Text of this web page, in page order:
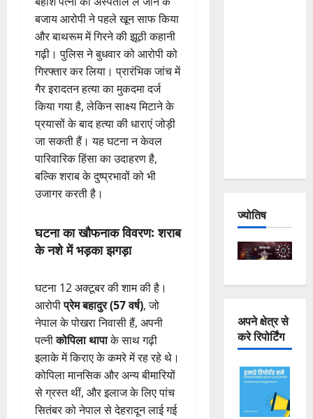
बजाय आरोपी ने पहले खून साफ किया
और बाथरूम में गिरने की झूठी कहानी
गढ़ी। पुलिस ने बुधवार को आरोपी को
गिरफ्तार कर लिया। प्रारंभिक जांच में
गैर इरादतन हत्या का मुकदमा दर्ज
किया गया है, लेकिन साक्ष्य मिटाने के
प्रयासों के बाद हत्या की धाराएं जोड़ी
जा सकती हैं। यह घटना न केवल
पारिवारिक हिंसा का उदाहरण है,
बल्कि शराब के दुष्प्रभावों को भी
उजागर करती है।
घटना का खौफनाक विवरण: शराब
के नशे में भड़का झगड़ा
घटना 12 अक्टूबर की शाम की है।
आरोपीप्रेम बहादुर (57 वर्ष), जो
नेपाल के पोखरा निवासी हैं, अपनी
पत्नीकोपिला थापाके साथ गढ़ी
इलाके में किराए के कमरे में रह रहे थे।
कोपिला मानसिक और अन्य बीमारियों
से ग्रस्त थीं, और इलाज के लिए पांच
सितंबर को नेपाल से देहरादून लाई गई
ज्योतिष
अपने क्षेत्र से
करे रिपोर्टिंग